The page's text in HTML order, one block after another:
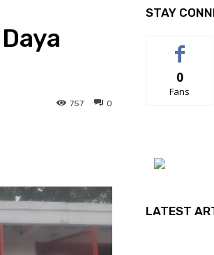
0
757
STAY
0
Fans
LATEST